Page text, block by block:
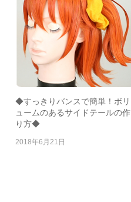
◆すっきりバンスで簡単！ボリ
ュームのあるサイドテールの作
り方◆
2018年6月21日